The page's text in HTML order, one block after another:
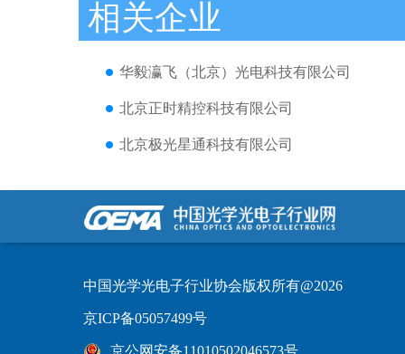
相关企业
华毅瀛飞（北京）光电科技有限公司
北京正时精控科技有限公司
北京极光星通科技有限公司
中国光学光电子行业协会版权所有@2026
京ICP备05057499号
京公网安备11010502046573号